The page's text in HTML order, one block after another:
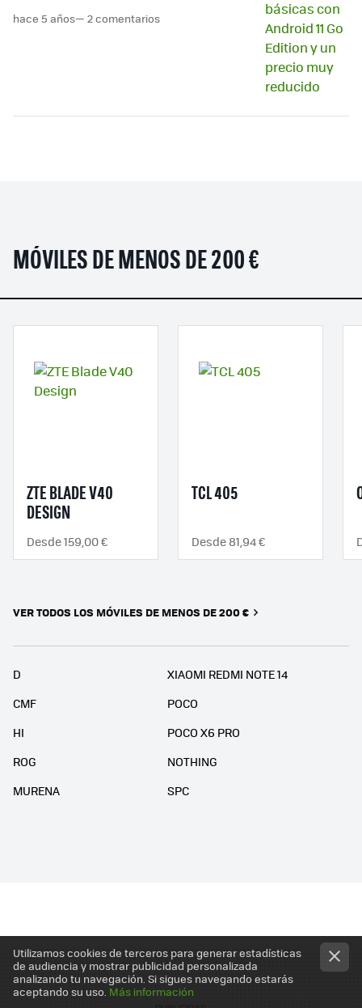
hace 5 años— 2 comentarios
MÓVILES DE MENOS DE 200 €
ZTE BLADE V40
DESIGN
Desde 159,00 €
TCL 405
Desde 81,94 €
VER TODOS LOS MÓVILES DE MENOS DE 200 €
D
XIAOMI REDMI NOTE 14
CMF
POCO
HI
POCO X6 PRO
ROG
NOTHING
MURENA
SPC
Utilizamos cookies de terceros para generar estadísticas
de audiencia y mostrar publicidad personalizada
analizando tu navegación. Si sigues navegando estarás
aceptando su uso. Más información